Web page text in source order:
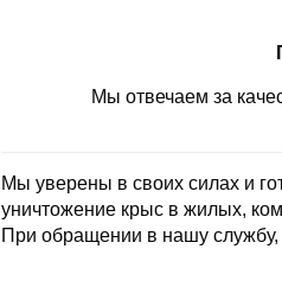
Мы отвечаем за
Мы уверены в своих силах и
уничтожение крыс в жилых,
При обращении в нашу